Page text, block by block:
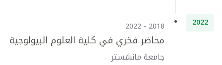
2022
2018 - 2022
محاضر فخري في كلية العلوم البيولوجية
جامعة مانشستر